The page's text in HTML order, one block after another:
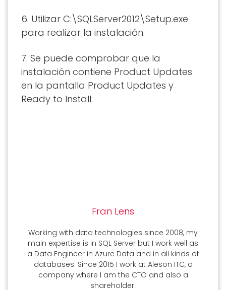
6. Utilizar C:\SQLServer2012\Setup.exe
para realizar la instalación.
7. Se puede comprobar que la
instalación contiene Product Updates
en la pantalla Product Updates y
Ready to Install:
Fran Lens
Working with data technologies since 2008, my
main expertise is in SQL Server but I work well as
a Data Engineer in Azure Data and in all kinds of
databases. Since 2015 I work at Aleson ITC, a
company where I am the CTO and also a
shareholder.